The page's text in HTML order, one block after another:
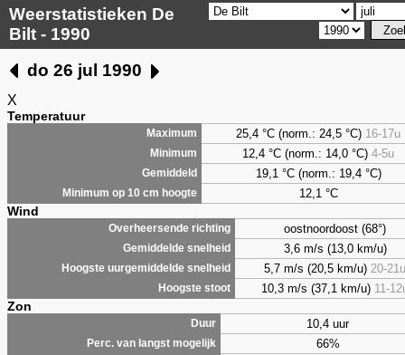
Weerstatistieken De
Bilt - 1990
do 26 jul 1990
X
Temperatuur
Maximum 25,4 °C (norm.: 24,5 °C) 16-17u
Minimum 12,4 °C (norm.: 14,0 °C) 4-5u
Gemiddeld 19,1 °C (norm.: 19,4 °C)
Minimum op 10 cm hoogte 12,1 °C
Wind
Overheersende richting oostnoordoost (68°)
Gemiddelde snelheid 3,6 m/s (13,0 km/u)
Hoogste uurgemiddelde snelheid 5,7 m/s (20,5 km/u) 20-21u
Hoogste stoot 10,3 m/s (37,1 km/u) 11-
Zon
Duur 10,4 uur
Perc. van langst mogelijk 66%